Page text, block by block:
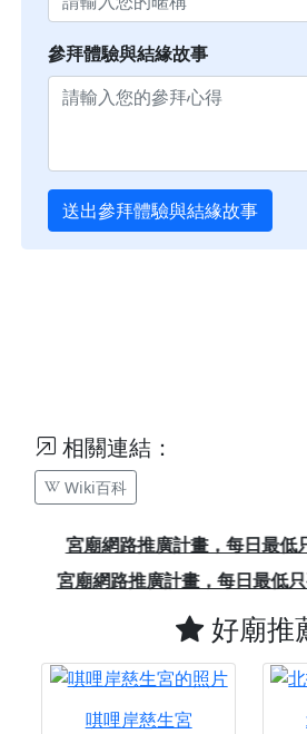
參拜體驗與結緣故事
送出參拜體驗與結緣故事
相關連結：
Wiki百科
素聚城，專為素食打造
Previous
好廟推
唭哩岸慈生宮